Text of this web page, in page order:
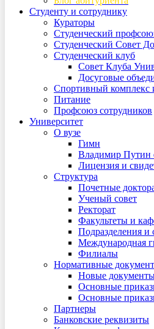
Студенту и сотруднику
Кураторы
Студенческий
Студенческий Совет
Студенческий клуб
Совет Клуба
Досуговые
Спортивный комплекс
Питание
Профсоюз сотрудников
Университет
О вузе
Гимн
Владимир
Лицензия и
Структура
Почетные
Ученый совет
Ректорат
Факультеты и
Подразделения и
Международная
Филиалы
Нормативные
Новые
Основные
Основные
Партнеры
Банковские реквизиты